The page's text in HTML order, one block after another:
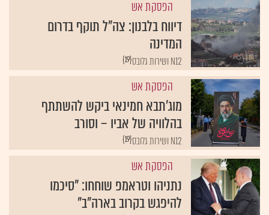
הפסקת אש
דיווח בלבנון: צה"ל תוקף בדרום
המדינה
{19} N12 ושירות גלובס
הפסקת אש
מוג'תבא חמינאי ביקש להשתתף
בהלוויה של אביו – וסורב
{19} N12 ושירות גלובס
הפסקת אש
נתניהו וטראמפ שוחחו: "סיכמו
להיפגש בקרוב בארה"ב"